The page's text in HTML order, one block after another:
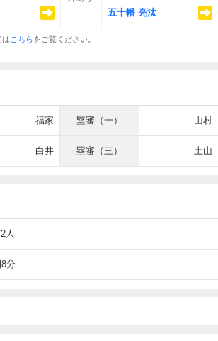
五十幡 亮汰
は こちらをご覧ください。
福家 塁審（一） 山村
白井 塁審（三） 土山
人
分